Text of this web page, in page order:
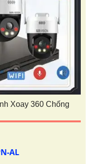
Xoay 360 Chống
AL